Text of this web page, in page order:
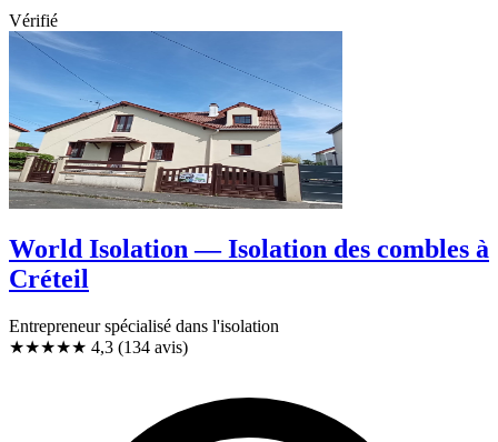
Vérifié
World Isolation — Isolation des combles à
Créteil
Entrepreneur spécialisé dans l'isolation
★★★★★ 4,3 (134 avis)